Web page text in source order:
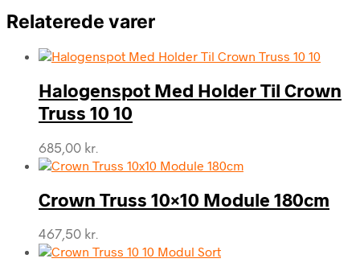
Relaterede varer
Halogenspot Med Holder Til Crown
Truss 10 10
685,00 kr.
Crown Truss 10×10 Module 180cm
467,50 kr.